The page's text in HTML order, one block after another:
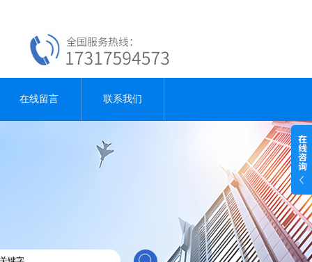
在线留言 联系我们